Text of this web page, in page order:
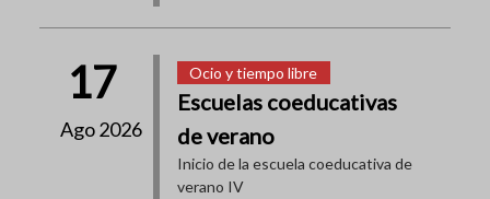
17
Ago 2026
Ocio y tiempo libre
Escuelas coeducativas
de verano
Inicio de la escuela coeducativa de
verano IV